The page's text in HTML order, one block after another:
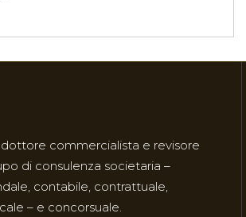
commercialista e revisore
di consulenza societaria –
contabile, contrattuale,
– e concorsuale.